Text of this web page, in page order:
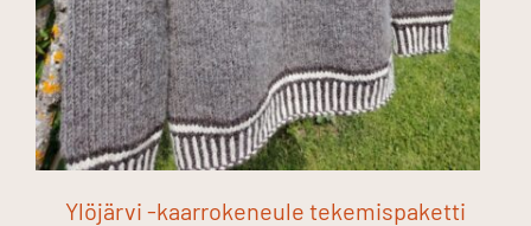
Ylöjärvi -kaarrokeneule tekemispaketti